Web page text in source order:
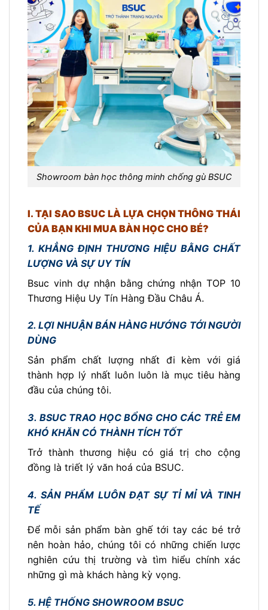
Showroom bàn học thông minh chống gù BSUC
I. TẠI SAO BSUC LÀ LỰA CHỌN THÔNG THÁI
CỦA BẠN KHI MUA BÀN HỌC CHO BÉ?
1. KHẲNG ĐỊNH THƯƠNG HIỆU BẰNG CHẤT
LƯỢNG VÀ SỰ UY TÍN
Bsuc vinh dự nhận bằng chứng nhận TOP 10
Thương Hiệu Uy Tín Hàng Đầu Châu Á.
2. LỢI NHUẬN BÁN HÀNG HƯỚNG TỚI NGƯỜI
DÙNG
Sản phẩm chất lượng nhất đi kèm với giá
thành hợp lý nhất luôn luôn là mục tiêu hàng
đầu của chúng tôi.
3. BSUC TRAO HỌC BỔNG CHO CÁC TRẺ EM
KHÓ KHĂN CÓ THÀNH TÍCH TỐT
Trở thành thương hiệu có giá trị cho cộng
đồng là triết lý văn hoá của BSUC.
4. SẢN PHẨM LUÔN ĐẠT SỰ TỈ MỈ VÀ TINH
TẾ
Để mỗi sản phẩm bàn ghế tới tay các bé trở
nên hoàn hảo, chúng tôi có những chiến lược
nghiên cứu thị trường và tìm hiểu chính xác
những gì mà khách hàng kỳ vọng.
5. HỆ THỐNG SHOWROOM BSUC